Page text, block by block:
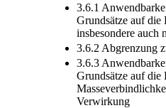
3.6.1
Grundsätze auf die
insbesondere auch
3.6.2 Abgrenzung
3.6.3
Grundsätze auf die
Verwirkung